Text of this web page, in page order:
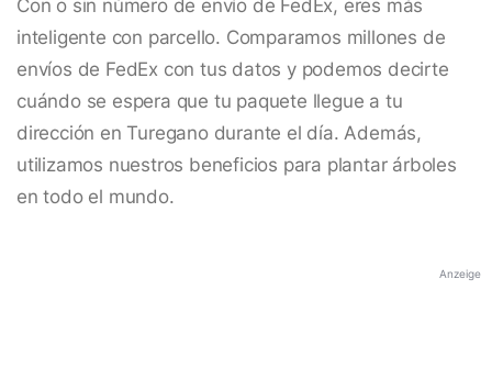
Con o sin número de envío de FedEx, eres más
inteligente con parcello. Comparamos millones de
envíos de FedEx con tus datos y podemos decirte
cuándo se espera que tu paquete llegue a tu
dirección en Turegano durante el día. Además,
utilizamos nuestros beneficios para plantar árboles
en todo el mundo.
Anzeige